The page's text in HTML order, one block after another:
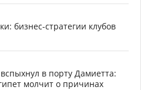
бизнес-стратегии клубов
в порту Дамиетта:
молчит о причинах